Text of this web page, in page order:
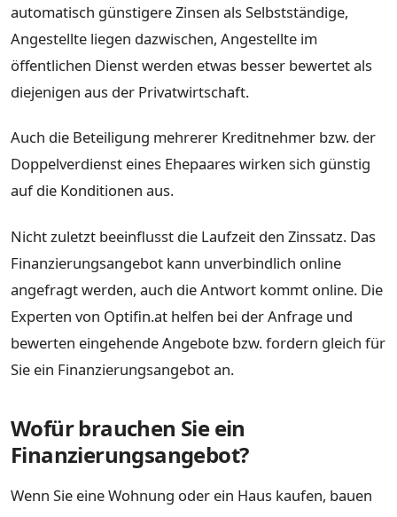
automatisch günstigere Zinsen als Selbstständige,
Angestellte liegen dazwischen, Angestellte im
öffentlichen Dienst werden etwas besser bewertet als
diejenigen aus der Privatwirtschaft.
Auch die Beteiligung mehrerer Kreditnehmer bzw. der
Doppelverdienst eines Ehepaares wirken sich günstig
auf die Konditionen aus.
Nicht zuletzt beeinflusst die Laufzeit den Zinssatz. Das
Finanzierungsangebot kann unverbindlich online
angefragt werden, auch die Antwort kommt online. Die
Experten von Optifin.at helfen bei der Anfrage und
bewerten eingehende Angebote bzw. fordern gleich für
Sie ein Finanzierungsangebot an.
Wofür brauchen Sie ein
Finanzierungsangebot?
Wenn Sie eine Wohnung oder ein Haus kaufen, bauen